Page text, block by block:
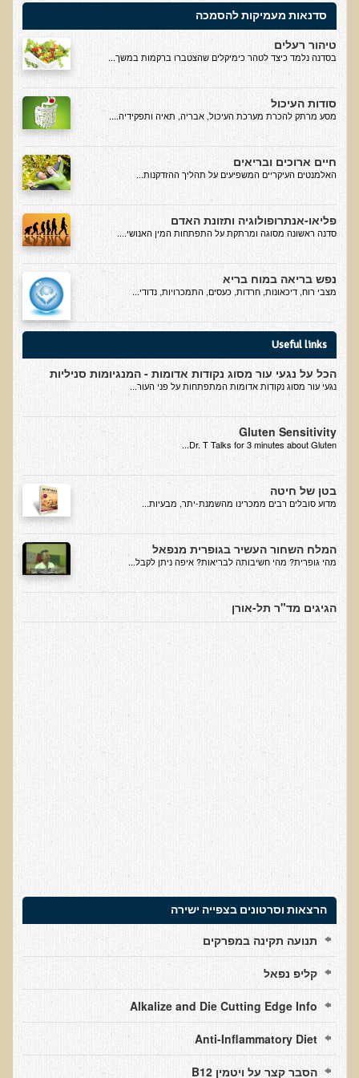
בדיקות מעבדה פונקציונאליות
בדיקת סריקה - חומצות אורגניות בשתן
בדיקת צואה לאיתור מתכות כבדות
בדיקה מקיפה לתפקוד מערכת העיכול
בדיקות לרגישויות לחלבונים
מידע מקצועי לרופאים ומטפלים על בדיקת ה-AMAS
פאנל קרדיו-ווסקולרי - לבריאות מערכת כלי הדם והלב
בדיקת שיער לאיתור מחסור במינרלים
בדיקות גנטיות
בדיקות לאבחון מחסורים וסיכונים
בדיקת דם קליפורד לרגישויות לחומרים דנטאליים
בדיקות לקזיאו-מורפינים וגלוטיאו-מורפינים
שאלות ותשובות למעבדה
דפי מידע
רשימת משאבים לפציינט
רשימת תוצרת מרוססת
רשימת מאכלים המכילים חומצה אוקסלית
דף כספית
תודה לך דוקטור על חוויה נהדרת
אדם ורופא שנותן לי אלטרנטיבה אחרת ממה שהרופאים שפגשתי נתנו
לי
התקווה היחידה כאשר מאובחנים עם סרטן
אנחנו מאושרים מאוד שביצענו ואת הבדיקה וממליצים בחום לכל מי
שסובל לעשות אותה.
הבריאות של כל המשפחה השתפרה
אסירי תודה לך על השבת הבריאות שלנו
תודה דר' עדיאל שהצלת את חיי!
סדנאות מעמיקות להסמכה
טיהור רעלים
בסדנה נלמד כיצד לטהר כימיקלים שהצטברו ברקמות במשך...
סודות העיכול
מסע מרתק להכרת מערכת העיכול, אבריה, תאיה ותפקידיה....
חיים ארוכים ובריאים
האלמנטים העיקריים המשפיעים על תהליך ההזדקנות...
פליאו-אנתרופולוגיה ותזונת האדם
סדנה ראשונה מסוגה ומרתקת על התפתחות המין האנושי....
נפש בריאה במוח בריא
מצבי רוח, דיכאונות, חרדות, כעסים, התמכרויות, נדודי...
Useful links
הכל על נגעי עור מסוג נקודות אדומות - המנגיומות סניליות
נגעי עור מסוג נקודות אדומות המתפתחות על פני העור...
Gluten Sensitivity
Dr. T Talks for 3 minutes about Gluten...
בטן של חיטה
​מדוע סובלים רבים ממכרינו מהשמנת-יתר, מבעיות...
המלח השחור העשיר בגופרית מנפאל
מהי גופרית? מהי חשיבותה לבריאות? איפה ניתן לקבל...
הגיגים מד"ר תל-אורן
הרצאות וסרטונים בצפייה ישירה
תנועה תקינה במפרקים
קליפ נפאל
Alkalize and Die Cutting Edge Info
Anti-Inflammatory Diet
הסבר קצר על ויטמין B12